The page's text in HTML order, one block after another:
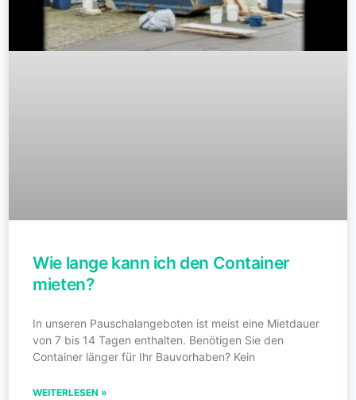
Wie lange kann ich den Container
mieten?
In unseren Pauschalangeboten ist meist eine Mietdauer
von 7 bis 14 Tagen enthalten. Benötigen Sie den
Container länger für Ihr Bauvorhaben? Kein
WEITERLESEN »